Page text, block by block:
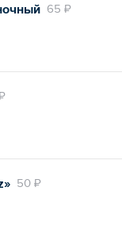
65 ₽
50 ₽